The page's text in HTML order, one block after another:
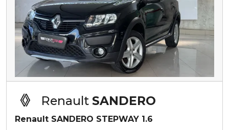
Renault SANDERO
Renault SANDERO STEPWAY 1.6